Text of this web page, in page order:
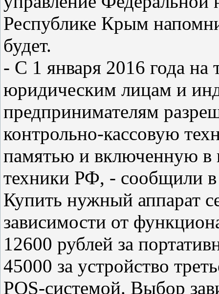
Республике Крым
будет.
- С 1 января 2016 года
юридическим лицам и
предпринимателям
контрольно-кассовую
памятью и включенную в
техники РФ, - сообщили
Купить нужный аппарат
зависимости от
12600 рублей за
45000 за устройство
POS-системой. Выбор